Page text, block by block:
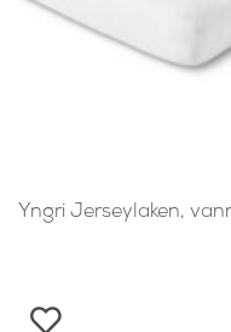
Yngri Jerseylaken,